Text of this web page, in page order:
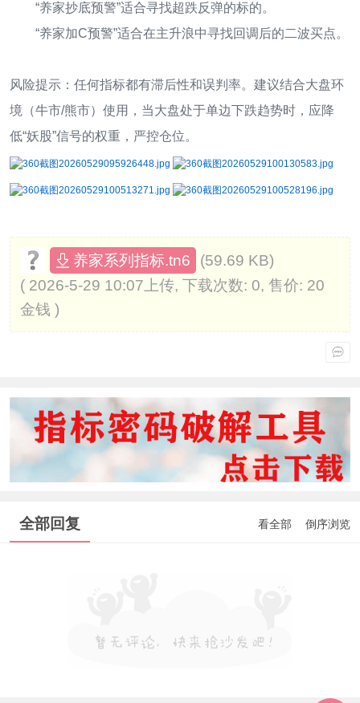
“养家抄底预警”适合寻找超跌反弹的标的。
“养家加C预警”适合在主升浪中寻找回调后的二波买点。
风险提示：任何指标都有滞后性和误判率。建议结合大盘环
境（牛市/熊市）使用，当大盘处于单边下跌趋势时，应降
低“妖股”信号的权重，严控仓位。
养家系列指标.tn6
(59.69 KB)
( 2026-5-29 10:07上传, 下载次数: 0, 售价: 20
金钱 )
全部回复 看全部 倒序浏览